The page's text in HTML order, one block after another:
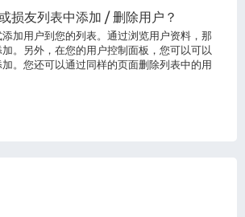
损友列表中添加 / 删除用户？
加用户到您的列表。通过浏览用户资料，那
。另外，在您的用户控制面板，您可以可以
。您还可以通过同样的页面删除列表中的用